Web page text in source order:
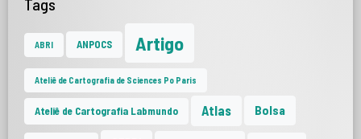
Tags
ABRI ANPOCS Artigo
Ateliê de Cartografia de Sciences Po Paris
Ateliê de Cartografia Labmundo Atlas Bolsa